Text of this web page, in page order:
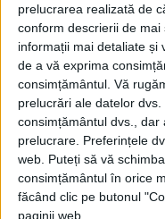
prelucrarea realizată de
conform descrierii de
informații mai detaliate și
de a vă exprima
consimțământul. Vă
prelucrări ale datelor
consimțământul dvs.,
prelucrare. Preferințele
web. Puteți să vă
consimțământul în orice
făcând clic pe butonul
paginii web.
Cea mai mare
Media KIT
PORTOFOLIU
Capital
Evenimentul Zilei